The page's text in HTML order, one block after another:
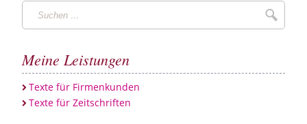
Suchen
…
Meine Leistungen
Texte für Firmenkunden
Texte für Zeitschriften